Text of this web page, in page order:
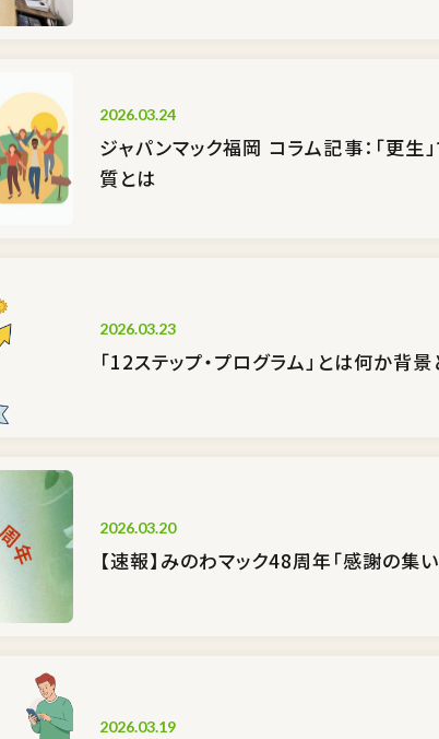
2026.03.24
ジャパンマック福岡 コラム記事：「更生
質とは
2026.03.23
「12ステップ・プログラム」とは何か――
2026.03.20
【速報】みのわマック48周年「感謝の
2026.03.19